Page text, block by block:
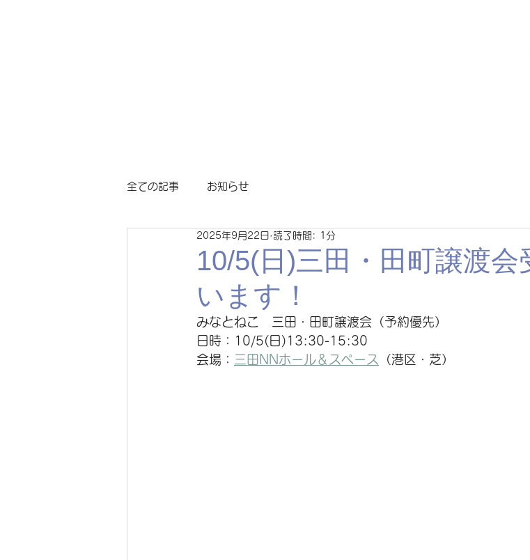
全ての記事 お知らせ
10/5(日)三田・田町譲渡会
います！
2025年9月22日 読了時間: 1分
みなとねこ 三田・田町譲渡会 （予約優先）
日時：10/5(日)13:30-15:30
会場： 三田NNホール＆スペース （港区・芝）